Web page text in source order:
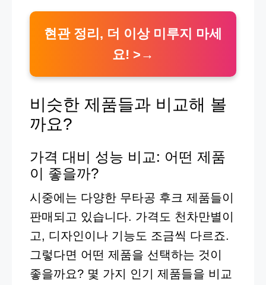
현관 정리, 더 이상 미루지 마세
요! >
비슷한 제품들과 비교해 볼
까요?
가격 대비 성능 비교: 어떤 제품
이 좋을까?
시중에는 다양한 무타공 후크 제품들이
판매되고 있습니다. 가격도 천차만별이
고, 디자인이나 기능도 조금씩 다르죠.
그렇다면 어떤 제품을 선택하는 것이
좋을까요? 몇 가지 인기 제품들을 비교